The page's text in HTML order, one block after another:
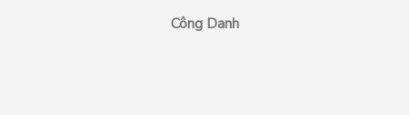
Công Danh